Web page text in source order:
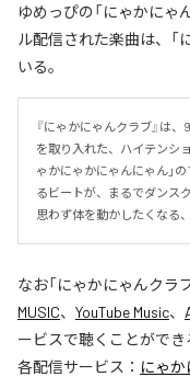
ゆめっぴの「にゃかにゃ
ル配信された楽曲は、「
いる。
『にゃかにゃんクラブ』は
を取り入れた、ハイテンシ
ゃかにゃかにゃんにゃん」
るビートが、まるでダンス
思わず体を動かしたくなる
なお「にゃかにゃんクラ
MUSIC、 YouTube Music、
ービスで聴くことができ
各配信サービス： にゃ